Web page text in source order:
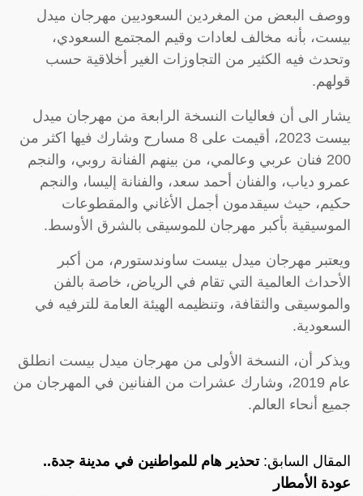
ووصف البعض من المغردين السعوديين مهرجان ميدل
بيست، بأنه مخالف لعادات وقيم المجتمع السعودي،
وتحدث فيه الكثير من التجاوزات الغير أخلاقية حسب
قولهم.
يشار الى أن فعاليات النسخة الرابعة من مهرجان ميدل
بيست 2023، أقيمت على 8 مسارح وشارك فيها اكثر من
200 فنان عربي وعالمي، من بينهم الفنانة روبي، والنجم
عمرو دياب، والفنان أحمد سعد، والفنانة إليسا، والنجم
حكيم، حيث سيقدمون أجمل الأغاني والمقطوعات
الموسيقية بأكبر مهرجان للموسيقى بالشرق الأوسط.
ويعتبر مهرجان ميدل بيست ساوندستورم، من أكبر
الأحداث العالمية التي تقام في الرياض، خاصة بالفن
والموسيقى والثقافة، وتنظيمه الهيئة العامة للترفيه في
السعودية.
ويذكر أن، النسخة الأولى من مهرجان ميدل بيست انطلق
عام 2019، وشارك عشرات من الفنانين في المهرجان من
جميع أنحاء العالم.
المقال السابق:تحذير هام للمواطنين في مدينة جدة..
عودة الأمطار